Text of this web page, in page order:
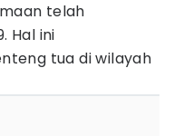
telah
Hal ini
tua di wilayah